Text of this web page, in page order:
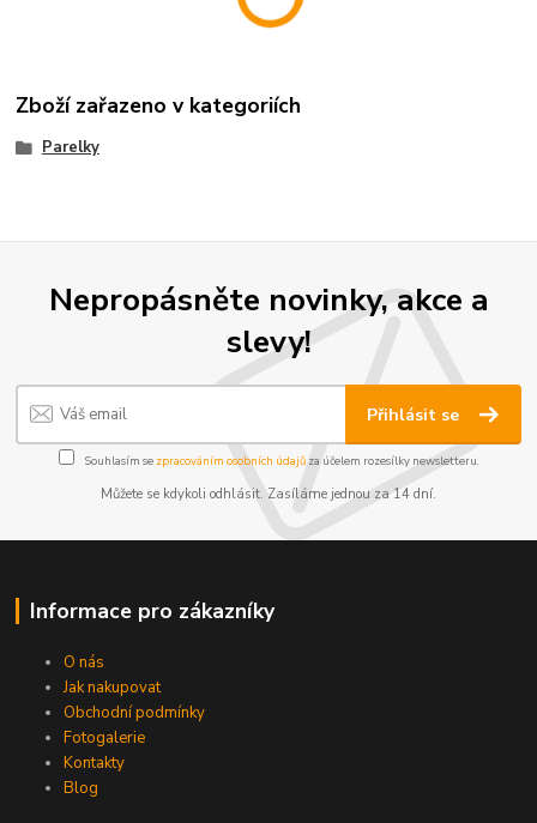
Zboží zařazeno v kategoriích
Parelky
Nepropásněte novinky, akce a
slevy!
Přihlásit se
Souhlasím se zpracováním osobních údajůza účelem rozesílky newsletteru.
Můžete se kdykoli odhlásit. Zasíláme jednou za 14 dní.
Informace pro zákazníky
O nás
Jak nakupovat
Obchodní podmínky
Fotogalerie
Kontakty
Blog